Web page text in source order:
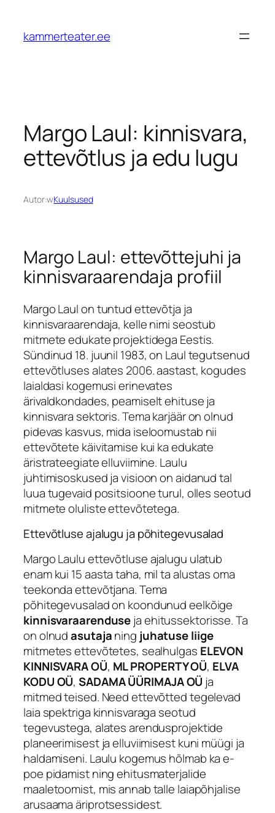
treścikammerteater.ee
Margo Laul: kinnisvara,
ettevõtlus ja edu lugu
Autor:wKuulsused
Margo Laul: ettevõttejuhi ja
kinnisvaraarendaja profiil
Margo Laul on tuntud ettevõtja ja
kinnisvaraarendaja, kelle nimi seostub
mitmete edukate projektidega Eestis.
Sündinud 18. juunil 1983, on Laul tegutsenud
ettevõtluses alates 2006. aastast, kogudes
laialdasi kogemusi erinevates
ärivaldkondades, peamiselt ehituse ja
kinnisvara sektoris. Tema karjäär on olnud
pidevas kasvus, mida iseloomustab nii
ettevõtete käivitamise kui ka edukate
äristrateegiate elluviimine. Laulu
juhtimisoskused ja visioon on aidanud tal
luua tugevaid positsioone turul, olles seotud
mitmete oluliste ettevõtetega.
Ettevõtluse ajalugu ja põhitegevusalad
Margo Laulu ettevõtluse ajalugu ulatub
enam kui 15 aasta taha, mil ta alustas oma
teekonda ettevõtjana. Tema
põhitegevusalad on koondunud eelkõige
kinnisvaraarenduseja ehitussektorisse. Ta
on olnudasutajaning juhatuse liige
mitmetes ettevõtetes, sealhulgas ELEVON
KINNISVARA OÜ, ML PROPERTY OÜ, ELVA
KODU OÜ,SADAMA ÜÜRIMAJA OÜ ja
mitmed teised. Need ettevõtted tegelevad
laia spektriga kinnisvaraga seotud
tegevustega, alates arendusprojektide
planeerimisest ja elluviimisest kuni müügi ja
haldamiseni. Laulu kogemus hõlmab ka e-
poe pidamist ning ehitusmaterjalide
maaletoomist, mis annab talle laiapõhjalise
arusaama äriprotsessidest.